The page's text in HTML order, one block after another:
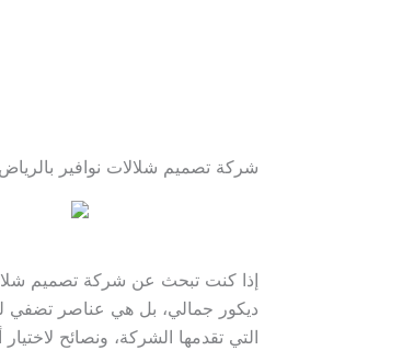
شركة تصميم شلالات نوافير بالرياض 0559269946 حدائق حور
إذا كنت تبحث عن شركة تصميم
ديكور جمالي، بل هي عناصر تضفي
التي تقدمها الشركة، ونصائح